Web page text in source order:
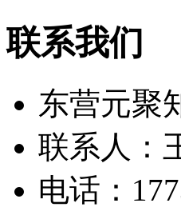
联系我们
东营元聚
联系人：
电话：